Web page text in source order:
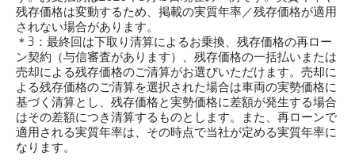
残存価格は変動するため、掲載の実質年率／残存価格が適用
されない場合があります。
＊3：最終回は下取り清算によるお乗換、残存価格の再ロー
ン契約（与信審査があります）、残存価格の一括払いまたは
売却による残存価格のご清算がお選びいただけます。売却に
よる残存価格のご清算を選択された場合は車両の実勢価格に
基づく清算とし、残存価格と実勢価格に差額が発生する場合
はその差額につき清算するものとします。また、再ローンで
適用される実質年率は、その時点で当社が定める実質年率に
なります。